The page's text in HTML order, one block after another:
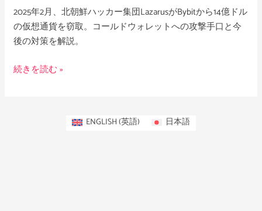
2025年2月、北朝鮮ハッカー集団LazarusがBybitから14億ドル
の仮想通貨を窃取。コールドウォレットへの攻撃手口と今
後の対策を解説。
レ
ジ
リ
ン
続きを読む »
ENGLISH(英語) 日本語